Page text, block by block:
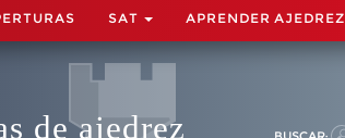
SAT APRENDER AJEDREZ
de ajedrez